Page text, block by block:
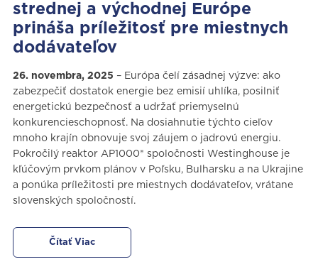
strednej a východnej Európe
prináša príležitosť pre miestnych
dodávateľov
26. novembra, 2025 – Európa čelí zásadnej výzve: ako
zabezpečiť dostatok energie bez emisií uhlíka, posilniť
energetickú bezpečnosť a udržať priemyselnú
konkurencieschopnosť. Na dosiahnutie týchto cieľov
mnoho krajín obnovuje svoj záujem o jadrovú energiu.
Pokročilý reaktor AP1000® spoločnosti Westinghouse je
kľúčovým prvkom plánov v Poľsku, Bulharsku a na Ukrajine
a ponúka príležitosti pre miestnych dodávateľov, vrátane
slovenských spoločností.
Čítať Viac